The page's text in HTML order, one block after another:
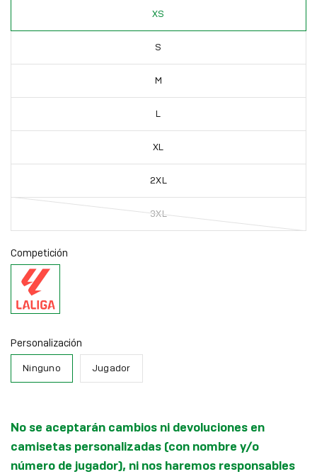
XS
S
M
L
XL
2XL
3XL
Competición
La
Liga
Personalización
Ninguno Jugador
No se aceptarán cambios ni devoluciones en
camisetas personalizadas (con nombre y/o
número de jugador), ni nos haremos responsables